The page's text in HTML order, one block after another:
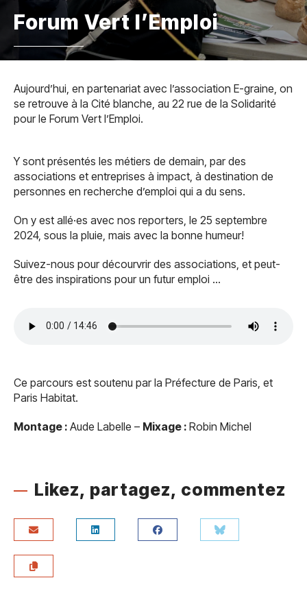
Forum Vert l’Emploi
Aujourd’hui, en partenariat avec l’association E-graine, on
se retrouve à la Cité blanche, au 22 rue de la Solidarité
pour le Forum Vert l’Emploi.
Y sont présentés les métiers de demain, par des
associations et entreprises à impact, à destination de
personnes en recherche d’emploi qui a du sens.
On y est allé·es avec nos reporters, le 25 septembre
2024, sous la pluie, mais avec la bonne humeur!
Suivez-nous pour décourvrir des associations, et peut-
être des inspirations pour un futur emploi …
Ce parcours est soutenu par la Préfecture de Paris, et
Paris Habitat.
Montage : Aude Labelle – Mixage : Robin Michel
Likez, partagez, commentez